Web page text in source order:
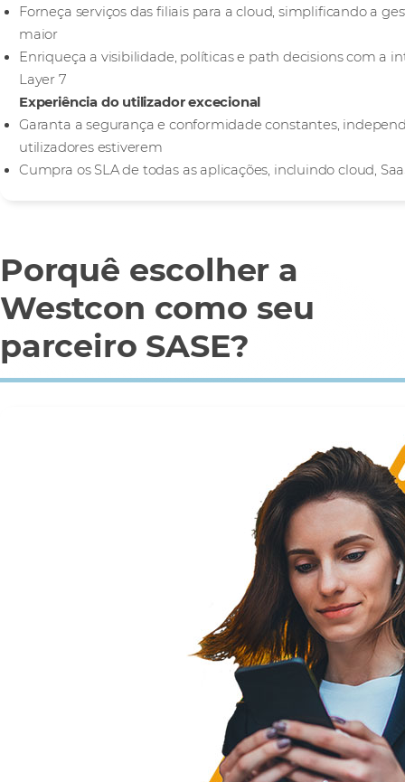
Forneça serviços das filiais para a cloud, simplificando a
maior
Enriqueça a visibilidade, políticas e path decisions com a
Layer 7
Experiência do utilizador excecional
Garanta a segurança e conformidade constantes,
utilizadores estiverem
Cumpra os SLA de todas as aplicações, incluindo cloud,
Porquê escolher a
Westcon como seu
parceiro SASE?